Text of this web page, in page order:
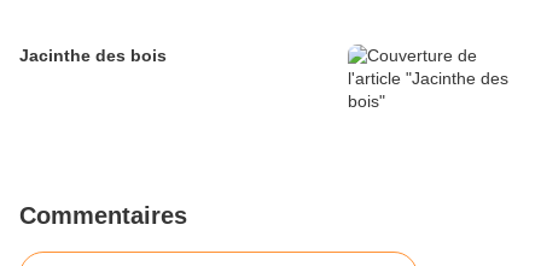
Jacinthe des bois
Commentaires